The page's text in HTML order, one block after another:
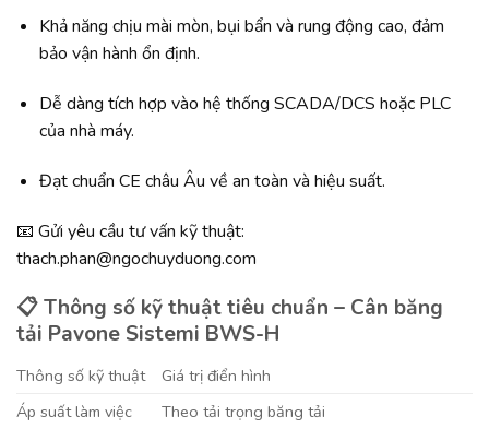
Khả năng chịu mài mòn, bụi bẩn và rung động cao, đảm
bảo vận hành ổn định.
Dễ dàng tích hợp vào hệ thống SCADA/DCS hoặc PLC
của nhà máy.
Đạt chuẩn CE châu Âu về an toàn và hiệu suất.
📧 Gửi yêu cầu tư vấn kỹ thuật:
thach.phan@ngochuyduong.com
📋 Thông số kỹ thuật tiêu chuẩn – Cân băng
tải Pavone Sistemi BWS-H
Thông số kỹ thuật
Giá trị điển hình
Áp suất làm việc
Theo tải trọng băng tải